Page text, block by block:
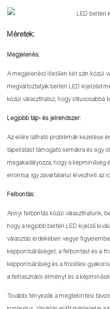
Méretek:
Megjelenés:
A megjelenést illetően két szín közül
megváltoztatják beltéri LED kijelződ
közül választhatsz, hogy stílusosabbá
Legjobb táp- és jelrendszer:
Az előre látható problémák kezelése
tápellátást támogató sémákra és egy
megakadályozza, hogy a képminőség
elrontsa; így zavartalanul élvezheti az
Felbontás:
Annyi felbontás közül választhatunk,
hogy a legjobb beltéri LED kijelző
választás érdekében vegye
képpontsűrűséget, a felbontást és a
képpontsűrűség és a frissítési
a felhasználói élményt és a
További tényezők a megtekintési